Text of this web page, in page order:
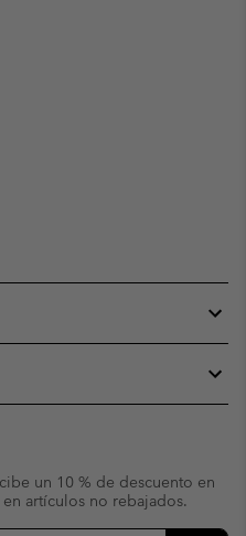
un 10 % de descuento en
artículos no rebajados.